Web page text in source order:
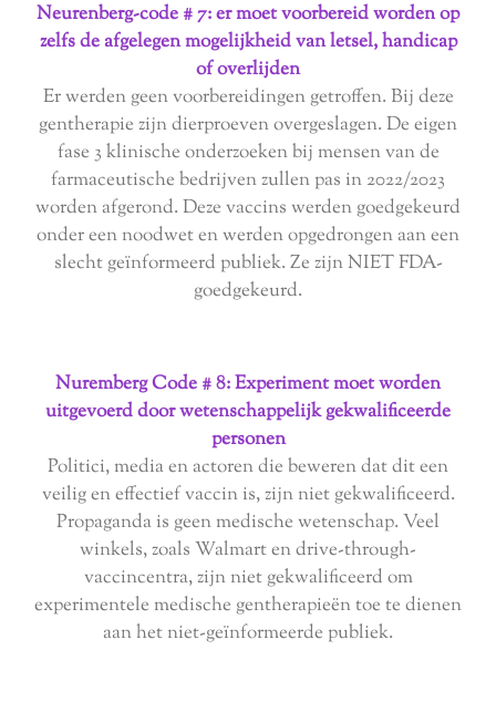
Neurenberg-code # 7: er moet voorbereid worden op
zelfs de afgelegen mogelijkheid van letsel, handicap
of overlijden
Er werden geen voorbereidingen getroffen. Bij deze
gentherapie zijn dierproeven overgeslagen. De eigen
fase 3 klinische onderzoeken bij mensen van de
farmaceutische bedrijven zullen pas in 2022/2023
worden afgerond. Deze vaccins werden goedgekeurd
onder een noodwet en werden opgedrongen aan een
slecht geïnformeerd publiek. Ze zijn NIET FDA-
goedgekeurd.
Nuremberg Code # 8: Experiment moet worden
uitgevoerd door wetenschappelijk gekwalificeerde
personen
Politici, media en actoren die beweren dat dit een
veilig en effectief vaccin is, zijn niet gekwalificeerd.
Propaganda is geen medische wetenschap. Veel
winkels, zoals Walmart en drive-through-
vaccincentra, zijn niet gekwalificeerd om
experimentele medische gentherapieën toe te dienen
aan het niet-geïnformeerde publiek.